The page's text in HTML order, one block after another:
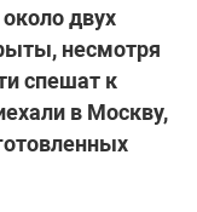
двух
несмотря
спешат к
в Москву,